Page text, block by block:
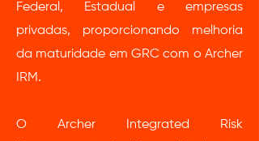
Federal, Estadual e empresas
privadas, proporcionando melhoria
da maturidade em GRC com o Archer
IRM.
O Archer Integrated Risk